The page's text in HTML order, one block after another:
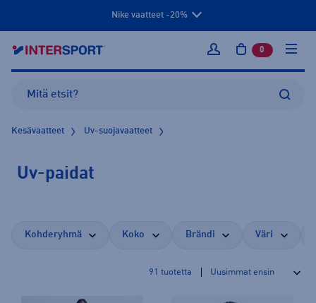
Nike vaatteet -20%
Kirjaudu sisään
0 tuotetta
Kesävaatteet Uv-suojavaatteet
Uv-paidat
Kohderyhmä Koko Brändi Väri
91 tuotetta